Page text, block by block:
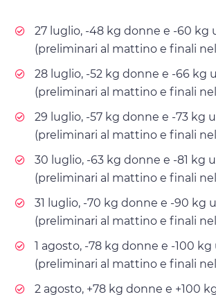
27 luglio, -48 kg donne e -60 kg
(preliminari al mattino e finali
28 luglio, -52 kg donne e -66 kg
(preliminari al mattino e finali
29 luglio, -57 kg donne e -73 kg
(preliminari al mattino e finali
30 luglio, -63 kg donne e -81 kg
(preliminari al mattino e finali
31 luglio, -70 kg donne e -90 kg
(preliminari al mattino e finali
1 agosto, -78 kg donne e -100
(preliminari al mattino e finali
2 agosto, +78 kg donne e +100